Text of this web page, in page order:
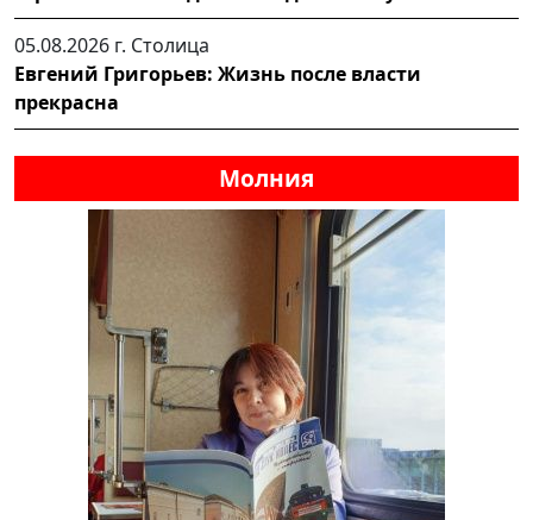
05.08.2026 г. Столица
Евгений Григорьев: Жизнь после власти
прекрасна
Молния